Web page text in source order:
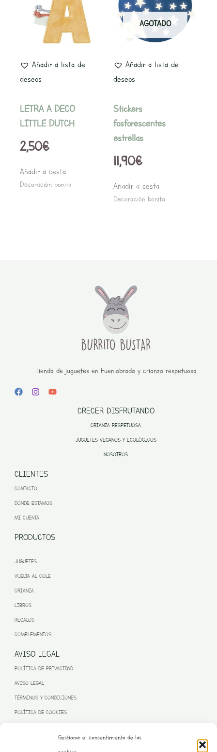
Gestionar el consentimiento de las
Añadir a lista de
deseos
LETRA A DECO
LITTLE DUTCH
2,50€
Añadir a cesta
Decoración bonita
AGOTADO
Añadir a lista de
deseos
Stickers
fosforescentes
estrellas
11,90€
Añadir a cesta
Decoración bonita
Tienda de juguetes en Fuenlabrada y crianza respetuosa
CRECER DISFRUTANDO
CRIANZA RESPETUOSA
JUGUETES VEGANOS Y ECOLÓGICOS
NOSOTROS
CLIENTES
CONTACTO
DÓNDE ESTAMOS
MI CUENTA
PRODUCTOS
JUGUETES
VUELTA AL COLE
CRIANZA
LIBROS
REGALOS
COMPLEMENTOS
AVISO LEGAL
POLÍTICA DE PRIVACIDAD
AVISO LEGAL
TÉRMINOS Y CONDICIONES
POLÍTICA DE COOKIES